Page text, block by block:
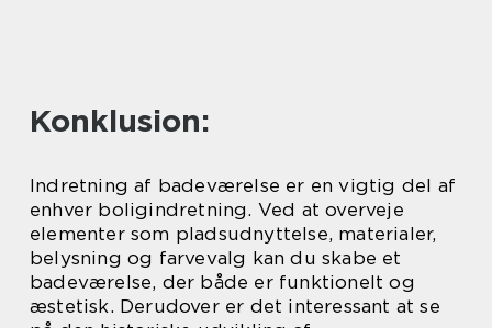
Konklusion:
Indretning af badeværelse er en vigtig del af
enhver boligindretning. Ved at overveje
elementer som pladsudnyttelse, materialer,
belysning og farvevalg kan du skabe et
badeværelse, der både er funktionelt og
æstetisk. Derudover er det interessant at se